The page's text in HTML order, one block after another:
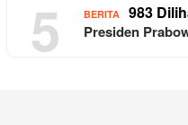
5 BERITA 983
Presiden